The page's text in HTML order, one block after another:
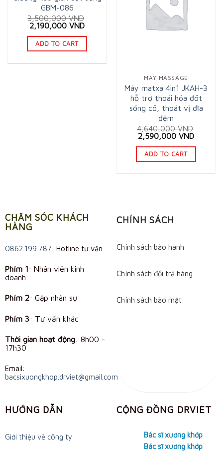
GBM-086
3,500,000VND
Original
price
was:
3,500,000 VND.
2,190,000 VNDCurrent
is:
ADD TO CART
MÁY MASSAGE
Máy matxa 4in1 JKAH-3
hỗ trợ thoái hóa đốt
sống cổ, thoát vị đĩa
đệm
4,640,000VND
Original
price
was:
4,640,000 VND.
2,590,000 VNDCurrent
is:
ADD TO CART
CHĂM SÓC KHÁCH
HÀNG
0862.199.787: Hotline tư vấn
Phím 1: Nhân viên kinh
doanh
Phím 2: Gặp nhân sự
Phím 3: Tư vấn khác
Thời gian hoạt động: 8h00 -
17h30
Email:
bacsixuongkhop.drviet@gmail.com
CHÍNH SÁCH
Chính sách bảo hành
Chính sách đổi trả hàng
Chính sách bảo mật
HƯỚNG DẪN
Giới thiệu về công ty
CỘNG ĐỒNG DRVIET
Bác sĩ xương khớp
Bác sĩ xương khớp